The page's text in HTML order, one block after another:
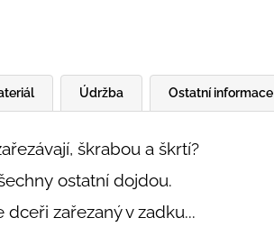
Ostatní informace
Údržba
škrabou a škrtí?
ostatní dojdou.
zařezaný v zadku...